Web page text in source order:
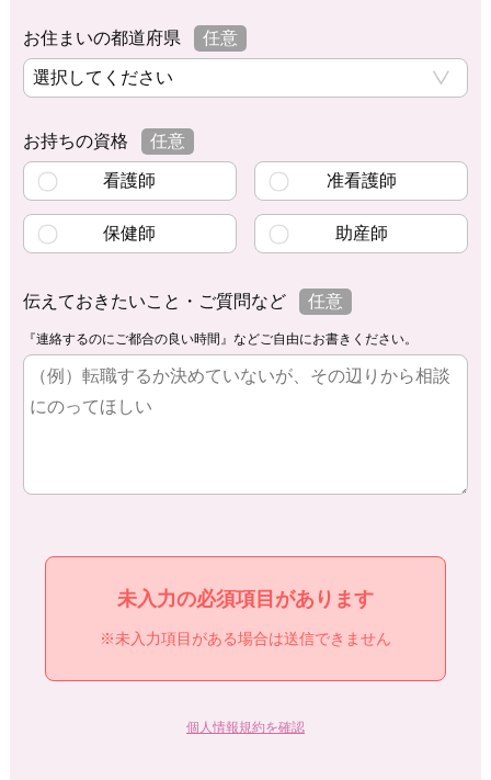
お住まいの都道府県 任意
お持ちの資格 任意
看護師 准看護師
保健師 助産師
伝えておきたいこと・ご質問など 任意
『連絡するのにご都合の良い時間』などご自由にお書きください。
未入力の必須項目があります
※未入力項目がある場合は送信できません
個人情報規約を確認